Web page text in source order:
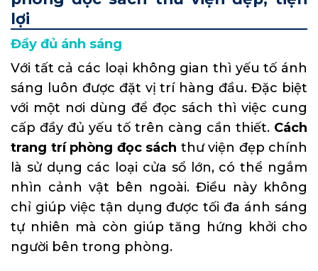
lợi
Đầy đủ ánh sáng
Với tất cả các loại không gian thì yếu tố ánh
sáng luôn được đặt vị trí hàng đầu. Đặc biệt
với một nơi dùng để đọc sách thì việc cung
cấp đầy đủ yếu tố trên càng cần thiết. Cách
trang trí phòng đọc sách thư viện đẹp chính
là sử dụng các loại cửa sổ lớn, có thể ngắm
nhìn cảnh vật bên ngoài. Điều này không
chỉ giúp việc tận dụng được tối đa ánh sáng
tự nhiên mà còn giúp tăng hứng khởi cho
người bên trong phòng.